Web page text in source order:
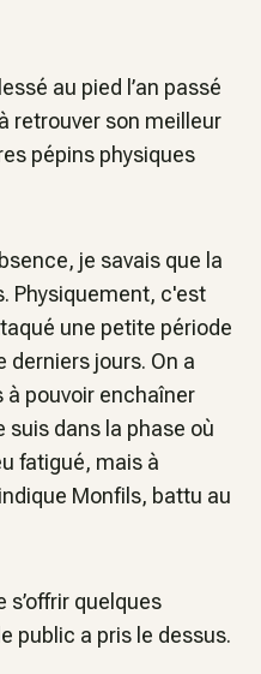
au pied l’an passé
retrouver son meilleur
pépins physiques
je savais que la
Physiquement, c'est
une petite période
jours. On a
à pouvoir enchaîner
suis dans la phase où
fatigué, mais à
Monfils, battu au
s’offrir quelques
public a pris le dessus.